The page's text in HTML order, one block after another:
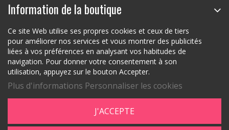
Information de la boutique
Ce site Web utilise ses propres cookies et ceux de tiers
pour améliorer nos services et vous montrer des publicités
liées à vos préférences en analysant vos habitudes de
navigation. Pour donner votre consentement à son
utilisation, appuyez sur le bouton Accepter.
Plus d'informations Personnaliser les cookies
J'ACCEPTE